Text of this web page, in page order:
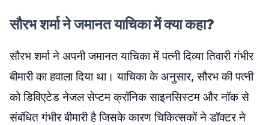
सौरभ शर्मा ने जमानत याचिका में क्या कहा?
सौरभ शर्मा ने अपनी जमानत याचिका में पत्नी दिव्या तिवारी गंभीर
बीमारी का हवाला दिया था। याचिका के अनुसार, सौरभ की पत्नी
को डिविएटेड नेजल सेप्टम क्रॉनिक साइनसिस्टम और नॉक से
संबंधित गंभीर बीमारी है जिसके कारण चिकित्सकों ने डॉक्टर ने